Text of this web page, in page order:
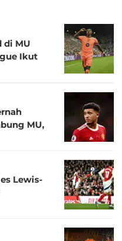
di MU
Ikut
MU,
Lewis-